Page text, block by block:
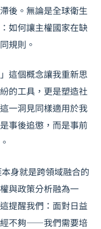
後。無論是全球衛生
如何讓主權國家在缺
規則。
這個概念讓我重新思
的工具，更是塑造社
一洞見同樣適用於我
事後追懲，而是事前
身就是跨領域融合的
與政策分析融為一
提醒我們：面對日益
經不夠——我們需要培